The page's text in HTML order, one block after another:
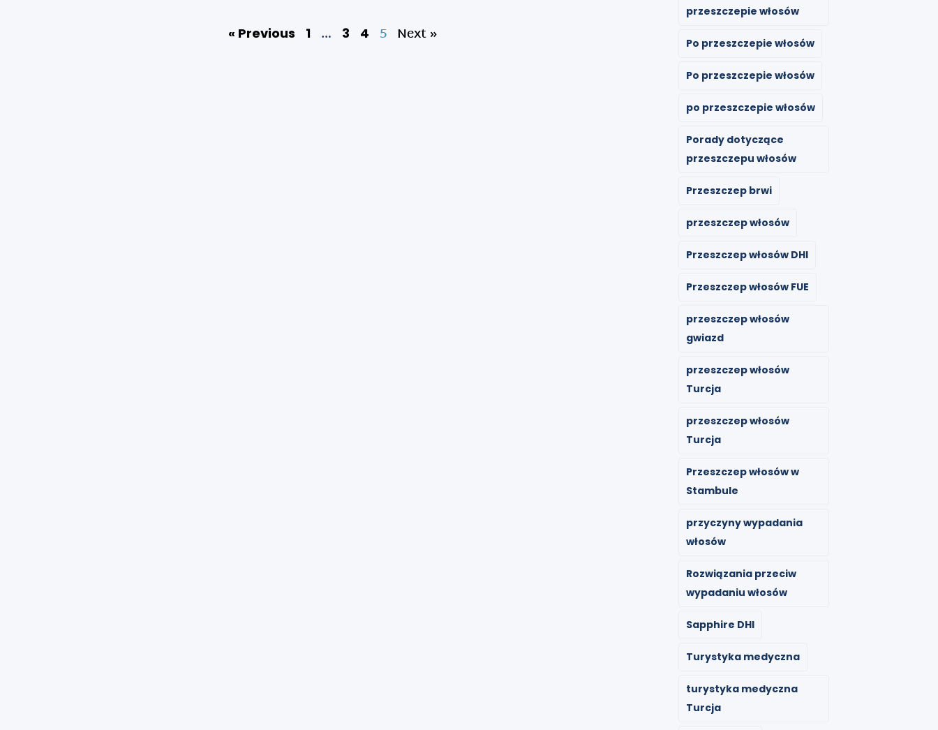
« Previous 1 … 3 4 5 Next »
przeszczepie włosów
Po przeszczepie włosów
Po przeszczepie włosów
po przeszczepie włosów
Porady dotyczące
przeszczepu włosów
Przeszczep brwi
przeszczep włosów
Przeszczep włosów DHI
Przeszczep włosów FUE
przeszczep włosów
gwiazd
przeszczep włosów
Turcja
przeszczep włosów
Turcja
Przeszczep włosów w
Stambule
przyczyny wypadania
włosów
Rozwiązania przeciw
wypadaniu włosów
Sapphire DHI
Turystyka medyczna
turystyka medyczna
Turcja